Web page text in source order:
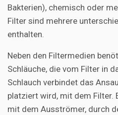
Bakterien), chemisch oder
Filter sind mehrere
enthalten.
Neben den Filtermedien
Schläuche, die vom Filter in
Schlauch verbindet das
platziert wird, mit dem Filter.
mit dem Ausströmer, durch